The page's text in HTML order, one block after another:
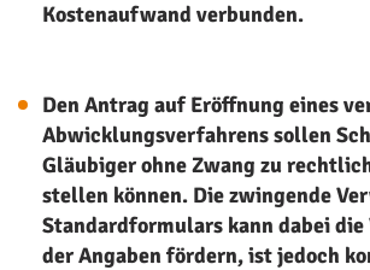
Kostenaufwand verbunden.
Den Antrag auf Eröffnung eines
Abwicklungsverfahrens sollen
Gläubiger ohne Zwang zu
stellen können. Die zwingende
Standardformulars kann dabei
der Angaben fördern, ist jedoch